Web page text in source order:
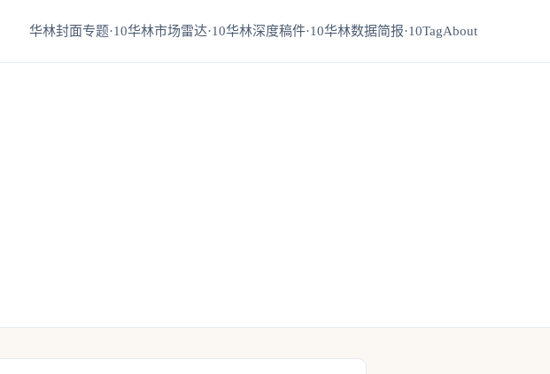
华林封面专题·10华林市场雷达·10华林深度稿件·10华林数据简报·10TagAbout